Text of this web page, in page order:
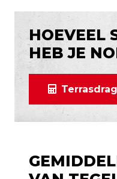
HOEVEEL
HEB JE